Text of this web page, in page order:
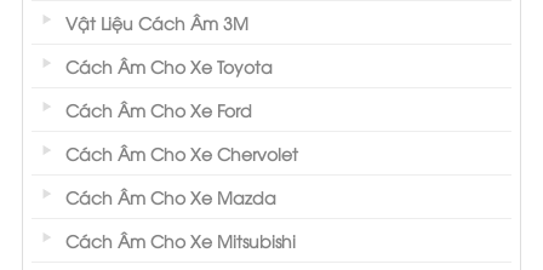
Vật Liệu Cách Âm 3M
Cách Âm Cho Xe Toyota
Cách Âm Cho Xe Ford
Cách Âm Cho Xe Chervolet
Cách Âm Cho Xe Mazda
Cách Âm Cho Xe Mitsubishi